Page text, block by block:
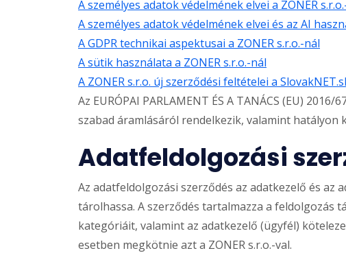
A személyes adatok védelmének elvei a ZONER
A személyes adatok védelmének elvei és az AI
A GDPR technikai aspektusai a ZONER s.r.o.-nál
A sütik használata a ZONER s.r.o.-nál
A ZONER s.r.o. új szerződési feltételei a
Az EURÓPAI PARLAMENT ÉS A TANÁCS (EU)
szabad áramlásáról rendelkezik, valamint hatályon
Adatfeldolgozási
Az adatfeldolgozási szerződés az adatkezelő és
tárolhassa. A szerződés tartalmazza a
kategóriáit, valamint az adatkezelő (ügyfél)
esetben megkötnie azt a ZONER s.r.o.-val.